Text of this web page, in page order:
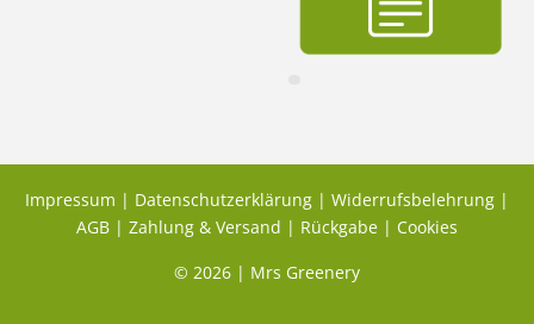
Impressum | Datenschutzerklärung | Widerrufsbelehrung |
AGB | Zahlung & Versand | Rückgabe | Cookies
© 2026 | Mrs Greenery